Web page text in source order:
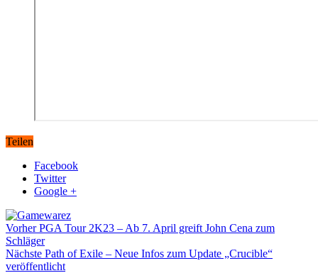
Teilen
Facebook
Twitter
Google +
VorherPGA Tour 2K23 – Ab 7. April greift John Cena zum
Schläger
Nächste Path of Exile – Neue Infos zum Update „Crucible“
veröffentlicht